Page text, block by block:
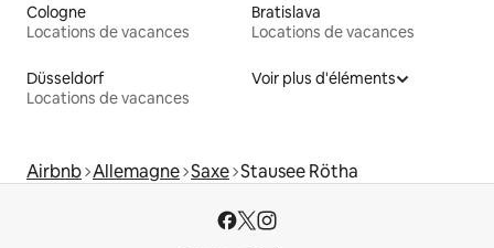
Cologne
Locations de vacances
Bratislava
Locations de vacances
Düsseldorf
Locations de vacances
Voir plus d'éléments
Airbnb Allemagne Saxe Stausee Rötha